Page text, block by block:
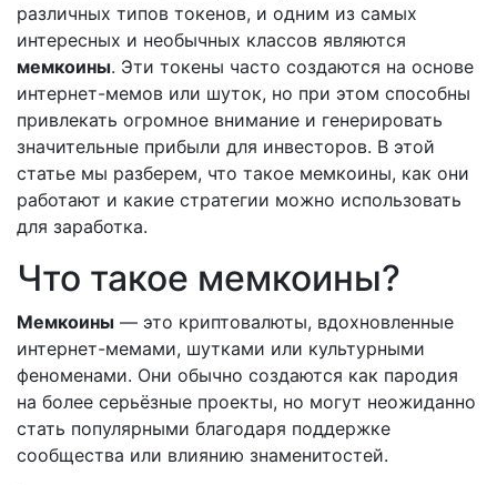
различных типов токенов, и одним из самых
интересных и необычных классов являются
мемкоины. Эти токены часто создаются на основе
интернет-мемов или шуток, но при этом способны
привлекать огромное внимание и генерировать
значительные прибыли для инвесторов. В этой
статье мы разберем, что такое мемкоины, как они
работают и какие стратегии можно использовать
для заработка.
Что такое мемкоины?
Мемкоины — это криптовалюты, вдохновленные
интернет-мемами, шутками или культурными
феноменами. Они обычно создаются как пародия
на более серьёзные проекты, но могут неожиданно
стать популярными благодаря поддержке
сообщества или влиянию знаменитостей.